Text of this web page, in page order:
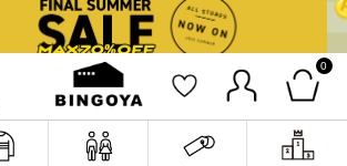
0
詳細検索